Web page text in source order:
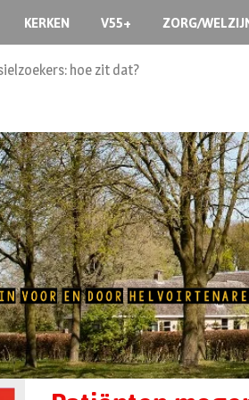
KERKEN V55+ ZORG/
hoe zit dat?